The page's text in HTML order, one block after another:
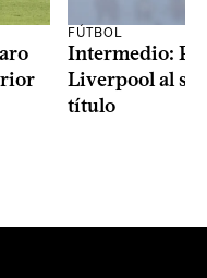
FÚTBOL
Intermedio:
Liverpool al
título